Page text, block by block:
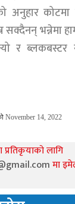
अनुहार
भन्नेमा
र ब्लकबस्टर
November 14, 2022
लागि
मा